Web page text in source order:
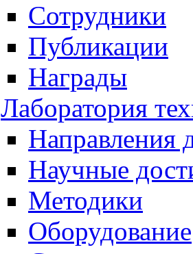
Сотрудники
Публикации
Награды
Лаборатория
Направления
Научные
Методики
Оборудование